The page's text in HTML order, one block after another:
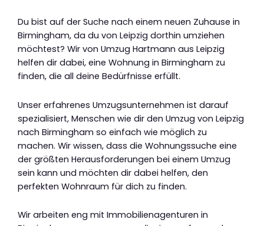
Du bist auf der Suche nach einem neuen Zuhause in
Birmingham, da du von Leipzig dorthin umziehen
möchtest? Wir von Umzug Hartmann aus Leipzig
helfen dir dabei, eine Wohnung in Birmingham zu
finden, die all deine Bedürfnisse erfüllt.
Unser erfahrenes Umzugsunternehmen ist darauf
spezialisiert, Menschen wie dir den Umzug von Leipzig
nach Birmingham so einfach wie möglich zu
machen. Wir wissen, dass die Wohnungssuche eine
der größten Herausforderungen bei einem Umzug
sein kann und möchten dir dabei helfen, den
perfekten Wohnraum für dich zu finden.
Wir arbeiten eng mit Immobilienagenturen in